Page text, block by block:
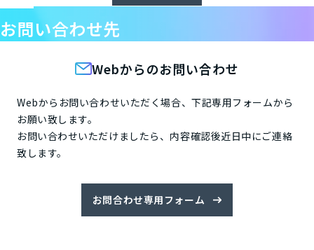
お問い合わせ先
Webからのお問い合わせ
Webからお問い合わせいただく場合、下記専用フォームから
お願い致します。
お問い合わせいただけましたら、内容確認後近日中にご連絡
致します。
お問合わせ専用フォーム